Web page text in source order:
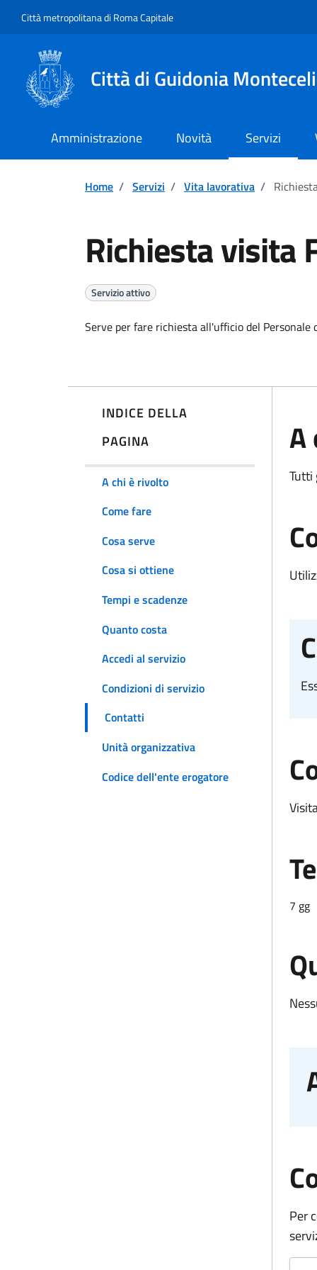
Città metropolitana di Roma Capitale
Città di Guidonia
Amministrazione Novità Servizi
Home / Servizi / Vita lavorativa /
Richiesta visita
Servizio attivo
Serve per fare richiesta all'ufficio del
INDICE DELLA
PAGINA
A chi è rivolto
Come fare
Cosa serve
Cosa si ottiene
Tempi e scadenze
Quanto costa
Accedi al servizio
Condizioni di servizio
Contatti
Unità organizzativa
Codice dell'ente erogatore
A
Tutti
7 gg
Per